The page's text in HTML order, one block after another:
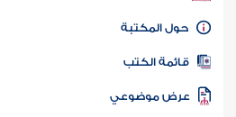
كتاب الأمة
المكتبة
الكتب